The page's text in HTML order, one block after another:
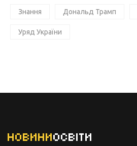
Знання Дональд Трамп
Уряд України
НОВИНИОСВІТИ